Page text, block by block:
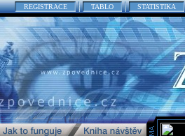
REGISTRACE TABLO STATISTIKA